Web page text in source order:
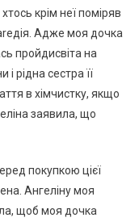
крім неї поміряв
Адже моя дочка
пройдисвіта на
рідна сестра її
в хімчистку, якщо
заявила, що
покупкою цієї
Ангеліну моя
щоб моя дочка